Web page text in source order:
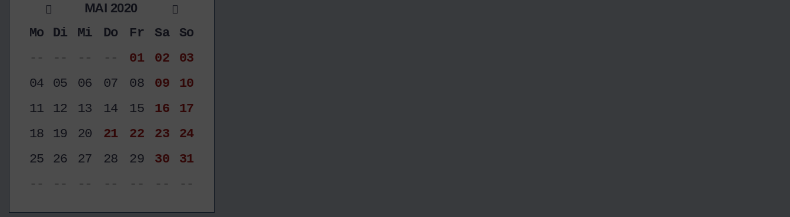
MAI 2020
Mo
Di Mi Do Fr Sa
So
--
-- -- -- 01 02
03
04
05 06 07 08 09
10
11
12 13 14 15 16
17
18
19 20 21 22 23
24
25
26 27 28 29 30
31
--
-- -- -- -- -- --